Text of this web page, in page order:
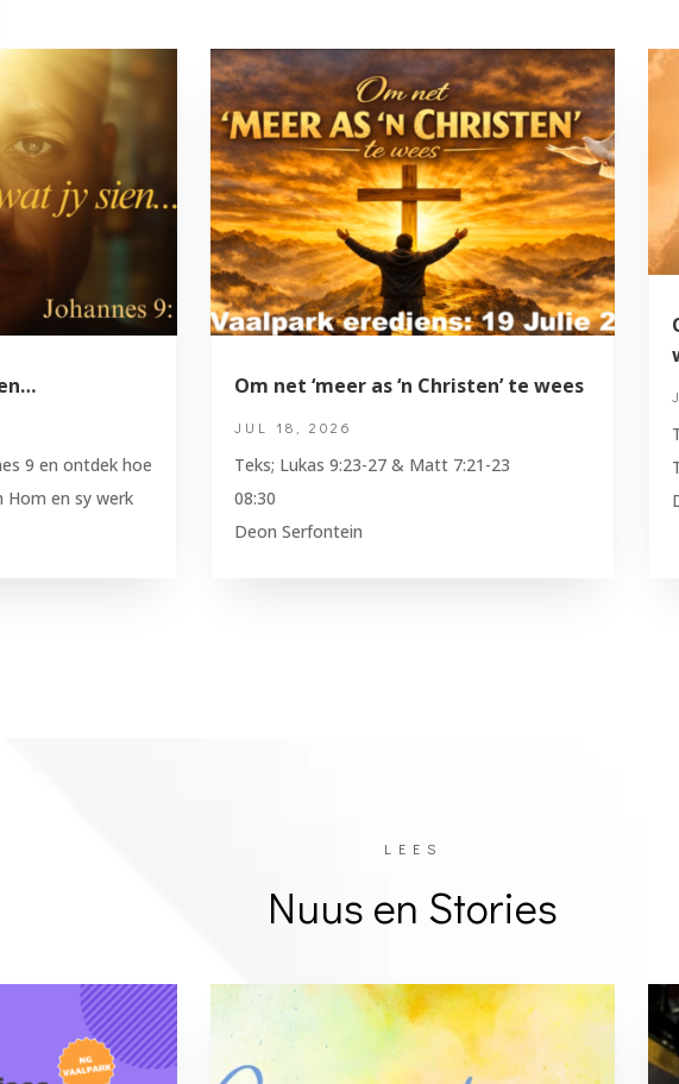
9 en ontdek hoe
Hom en sy werk
Om net ‘meer as ‘n Christen’ te wees
JUL 18, 2026
Teks; Lukas 9:23-27 & Matt 7:21-23
08:30
Deon Serfontein
LEES
Nuus en Stories